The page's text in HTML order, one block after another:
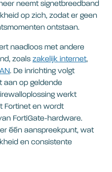
neemt signetbreedband
op zich, zodat er geen
ontstaan.
naadloos met andere
zoals zakelijk internet,
. De inrichting volgt
aan op geldende
werkt
Fortinet en wordt
FortiGate-hardware.
één aanspreekpunt, wat
en consistente